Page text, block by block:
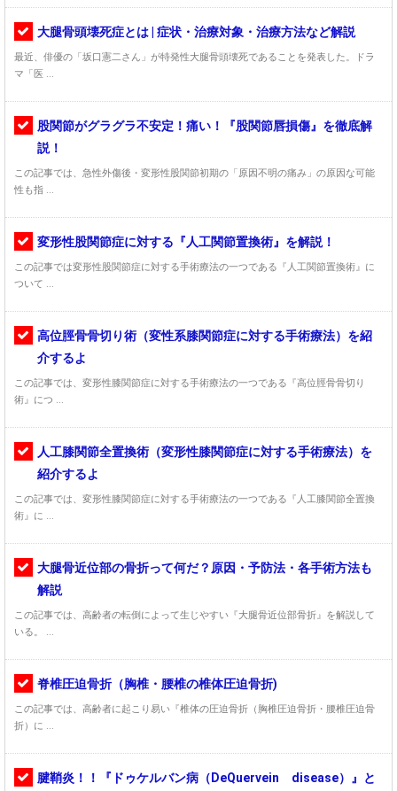
大腿骨頭壊死症とは | 症状・治療対象・治療方法など解説
最近、俳優の「坂口憲二さん」が特発性大腿骨頭壊死であることを発表した。ドラ
マ「医 ...
股関節がグラグラ不安定！痛い！『股関節唇損傷』を徹底解
説！
この記事では、急性外傷後・変形性股関節初期の「原因不明の痛み」の原因な可能
性も指 ...
変形性股関節症に対する『人工関節置換術』を解説！
この記事では変形性股関節症に対する手術療法の一つである『人工関節置換術』に
ついて ...
高位脛骨骨切り術（変性系膝関節症に対する手術療法）を紹
介するよ
この記事では、変形性膝関節症に対する手術療法の一つである『高位脛骨骨切り
術』につ ...
人工膝関節全置換術（変形性膝関節症に対する手術療法）を
紹介するよ
この記事では、変形性膝関節症に対する手術療法の一つである『人工膝関節全置換
術』に ...
大腿骨近位部の骨折って何だ？原因・予防法・各手術方法も
解説
この記事では、高齢者の転倒によって生じやすい『大腿骨近位部骨折』を解説して
いる。 ...
脊椎圧迫骨折（胸椎・腰椎の椎体圧迫骨折)
この記事では、高齢者に起こり易い『椎体の圧迫骨折（胸椎圧迫骨折・腰椎圧迫骨
折）に ...
腱鞘炎！！『ドゥケルバン病（DeQuervein disease）』と